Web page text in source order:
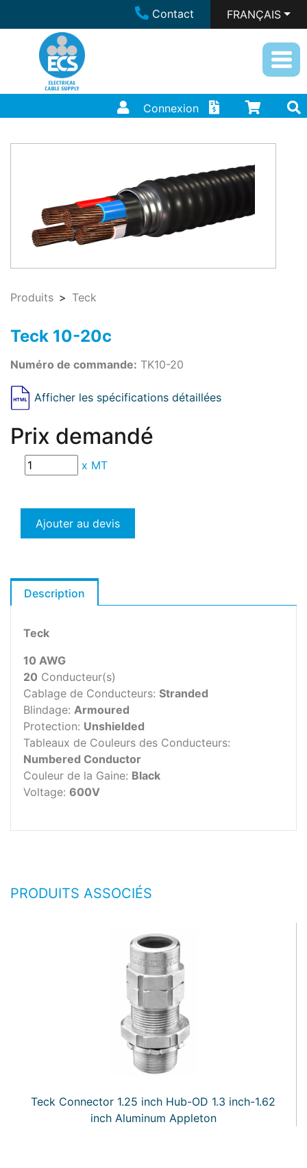
Contact FRANÇAIS
Connexion
Produits Teck
Teck 10-20c
Numéro de commande: TK10-20
Afficher les spécifications détaillées
Prix demandé
x MT
Ajouter au devis
Description
Teck
10 AWG
20 Conducteur(s)
Cablage de Conducteurs: Stranded
Blindage: Armoured
Protection: Unshielded
Tableaux de Couleurs des Conducteurs:
Numbered Conductor
Couleur de la Gaine: Black
Voltage: 600V
PRODUITS ASSOCIÉS
Teck Connector 1.25 inch Hub-OD 1.3 inch-1.62
inch Aluminum Appleton